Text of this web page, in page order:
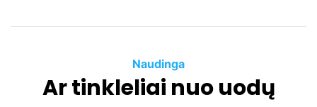
C
a
t
Naudinga
Ar tinkleliai nuo uodų